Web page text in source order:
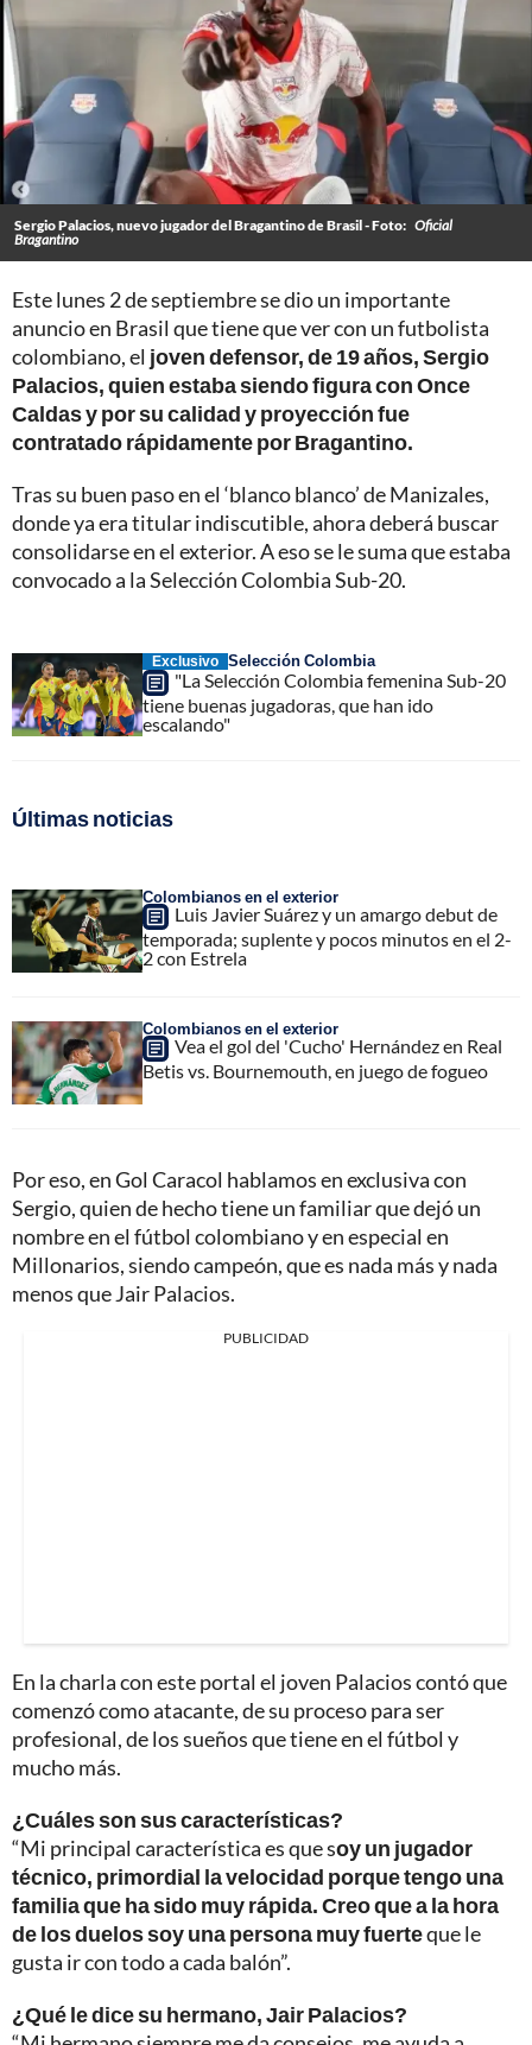
Sergio Palacios, nuevo jugador del Bragantino de Brasil - Foto: Oficial
Bragantino
Este lunes 2 de septiembre se dio un importante
anuncio en Brasil que tiene que ver con un futbolista
colombiano, el joven defensor, de 19 años, Sergio
Palacios, quien estaba siendo figura con Once
Caldas y por su calidad y proyección fue
contratado rápidamente por Bragantino.
Tras su buen paso en el ‘blanco blanco’ de Manizales,
donde ya era titular indiscutible, ahora deberá buscar
consolidarse en el exterior. A eso se le suma que estaba
convocado a la Selección Colombia Sub-20.
Exclusivo Selección Colombia
"La Selección Colombia femenina Sub-20
tiene buenas jugadoras, que han ido
escalando"
Últimas noticias
Colombianos en el exterior
Luis Javier Suárez y un amargo debut de
temporada; suplente y pocos minutos en el 2-
2 con Estrela
Colombianos en el exterior
Vea el gol del 'Cucho' Hernández en Real
Betis vs. Bournemouth, en juego de fogueo
Por eso, en Gol Caracol hablamos en exclusiva con
Sergio, quien de hecho tiene un familiar que dejó un
nombre en el fútbol colombiano y en especial en
Millonarios, siendo campeón, que es nada más y nada
menos que Jair Palacios.
PUBLICIDAD
En la charla con este portal el joven Palacios contó que
comenzó como atacante, de su proceso para ser
profesional, de los sueños que tiene en el fútbol y
mucho más.
¿Cuáles son sus características?
“Mi principal característica es que soy un jugador
técnico, primordial la velocidad porque tengo una
familia que ha sido muy rápida. Creo que a la hora
de los duelos soy una persona muy fuerteque le
gusta ir con todo a cada balón”.
¿Qué le dice su hermano, Jair Palacios?